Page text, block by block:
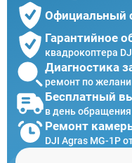
Официальный
Гарантийное
квадрокоптера
Диагностика
ремонт по
Бесплатный
в день обращения
Ремонт
DJI Agras MG-1P